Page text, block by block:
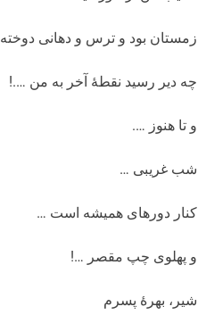
زمستان بود و ترس و دهانی دوخته
چه دیر رسید نقطۀ آخر به من ….!
و تا هنوز ….
شب غریبی …
کنار دورهای همیشه است …
و پهلوی چپ مقصر …!
شیر، بهرۀ پسرم